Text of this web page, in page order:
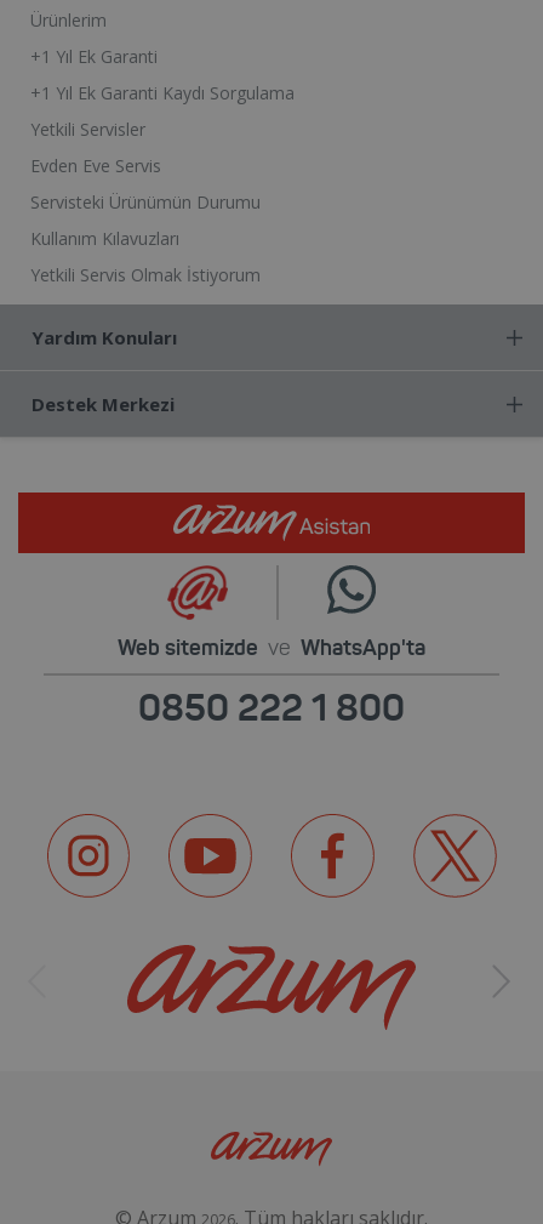
Ürünlerim
+1 Yıl Ek Garanti
+1 Yıl Ek Garanti Kaydı Sorgulama
Yetkili Servisler
Evden Eve Servis
Servisteki Ürünümün Durumu
Kullanım Kılavuzları
Yetkili Servis Olmak İstiyorum
Yardım Konuları
Destek Merkezi
Web sitemizde ve WhatsApp'ta
0850 222 1 800
© Arzum 2026. Tüm hakları saklıdır.